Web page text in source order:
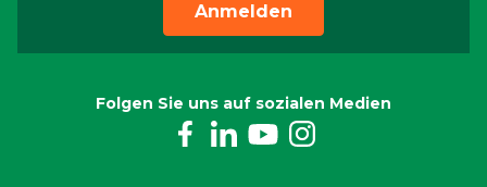
Anmelden
Folgen Sie uns auf sozialen Medien